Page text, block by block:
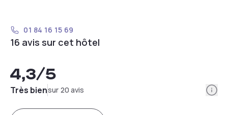
01 84 16 15 69
16 avis sur cet hôtel
4,3/5
Très biensur 20 avis